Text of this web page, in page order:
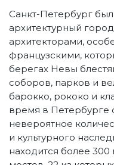
Санкт-Петербург
архитектурный
архитекторами,
французскими,
берегах Невы
соборов, парков и
барокко, рококо и
время в Петербурге
невероятное
и культурного
находится более 300